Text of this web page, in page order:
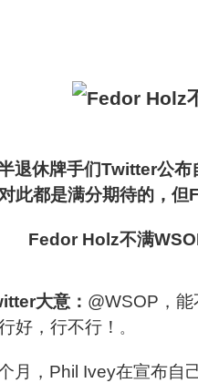
退休牌手们Twitter公布
此都是满分期待的，但
大意： @WSOP ，
好，行不行！ 。
个月，Phil Ivey在宣布